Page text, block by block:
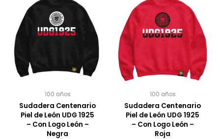
100 años
Sudadera Centenario
Piel de León UDG 1925
– Con Logo León –
Negra
100 años
Sudadera Centenario
Piel de León UDG 1925
– Con Logo León –
Roja